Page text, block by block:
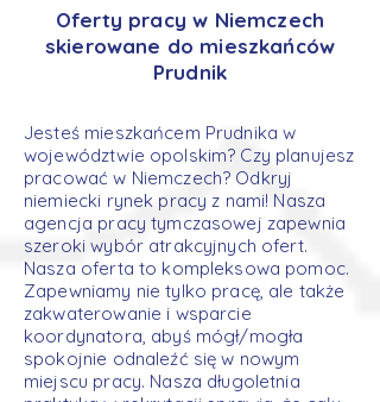
Oferty pracy w Niemczech
skierowane do mieszkańców
Prudnik
Jesteś mieszkańcem Prudnika w
województwie opolskim? Czy planujesz
pracować w Niemczech? Odkryj
niemiecki rynek pracy z nami! Nasza
agencja pracy tymczasowej zapewnia
szeroki wybór atrakcyjnych ofert.
Nasza oferta to kompleksowa pomoc.
Zapewniamy nie tylko pracę, ale także
zakwaterowanie i wsparcie
koordynatora, abyś mógł/mogła
spokojnie odnaleźć się w nowym
miejscu pracy. Nasza długoletnia